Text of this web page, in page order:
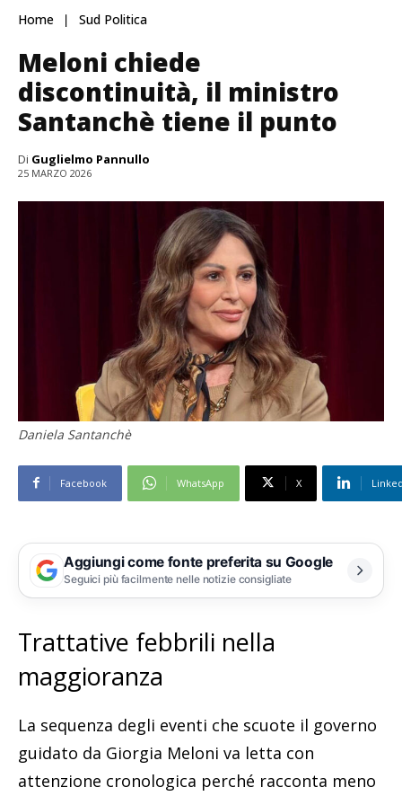
Home Sud Politica
Meloni chiede
discontinuità, il ministro
Santanchè tiene il punto
Di Guglielmo Pannullo
25 MARZO 2026
Daniela Santanchè
Facebook WhatsApp X
Aggiungi come fonte preferita su Google
Seguici più facilmente nelle notizie consigliate
Trattative febbrili nella
maggioranza
La sequenza degli eventi che scuote il governo
guidato da Giorgia Meloni va letta con
attenzione cronologica perché racconta meno